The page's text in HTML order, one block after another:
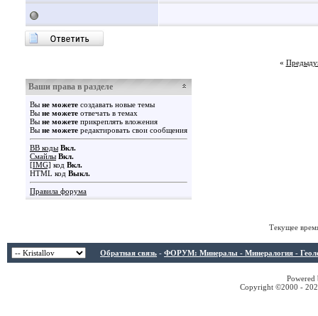
«
Ваши права в разделе
Вы не можете создавать новые темы
Вы не можете отвечать в темах
Вы не можете прикреплять вложения
Вы не можете редактировать свои сообщения
BB коды Вкл.
Смайлы Вкл.
[IMG] код Вкл.
HTML код Выкл.
Правила форума
Текущее
Обратная связь - ФОРУМ: Минералы - Минералогия -
Copyright ©2000 -